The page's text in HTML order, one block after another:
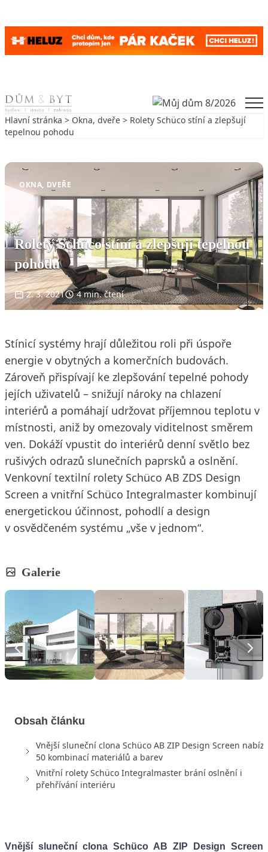
Skip to content
Hlavní stránka > Okna, dveře > Rolety Schüco stíní a zlepšují
tepelnou pohodu
OKNA, DVEŘE
Rolety Schüco stíní a zlepšují tepelnou
pohodu
2. 3. 2021 4 min. čtení
Stínicí systémy hrají důležitou roli při úspoře
energie v obytných a komerčních budovách.
Zároveň přispívají ke zlepšování tepelné pohody
jejích uživatelů – snižují nároky na chlazení
interiérů a pomáhají udržovat příjemnou teplotu v
místnosti, aniž by omezovaly viditelnost směrem
ven. Dokáží vpustit do interiérů denní světlo bez
rušivých odrazů slunečních paprsků a oslnění.
Venkovní textilní rolety Schüco AB ZDS Design
Screen a vnitřní Schüco Integralmaster kombinují
energetickou účinnost, pohodlí a design
v osvědčeném systému „vše v jednom“.
Galerie
Obsah článku
Vnější sluneční clona Schüco AB ZIP Design Screen nabízí
50 kombinací materiálů a barev
Vnitřní rolety Schüco Integralmaster brání oslnění i
přehřívání interiéru
Vnější sluneční clona Schüco AB ZIP Design Screen